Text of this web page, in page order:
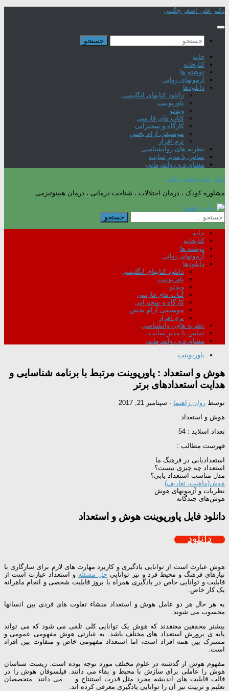
Skip
content
دکتر علی اصغر چگینی
جستجو
برای:
خانه
کتابخانه
نوشته ها
آزمونهای روانی
دانلودها
دانلود کتابهای انگلیسی
پاورپوینت
ویدئو
کتاب های فارسی
کارگاه و سخنرانی
موسیقی آرام بخش
نرم افزار
نظریه های روانشناسی
تماس با مدیر سایت
مشاوره و رواندرمانی
دکتر علی اصغر چگینی
مشاوره کودک ، درمان اختلالات ، شناخت درمانی ، درمان هیپنوتیزمی
جستجو
برای:
خانه
کتابخانه
نوشته ها
آزمونهای روانی
دانلودها
دانلود کتابهای انگلیسی
پاورپوینت
ویدئو
کتاب های فارسی
کارگاه و سخنرانی
موسیقی آرام بخش
نرم افزار
نظریه های روانشناسی
تماس با مدیر سایت
مشاوره و رواندرمانی
پاورپوینت
هوش و استعداد : پاورپوینت مرتبط با برنامه شناسایی و
هدایت استعدادهای برتر
توسط روان راهنما · سپتامبر 21, 2017
هوش و استعداد
تعداد اسلاید : 54
فهرست مطالب :
استعدادیابی در فرهنگ ما
استعداد چه چیزی نیست؟
مدل مناسب استعداد یابی؟
هوش(ماهيت، تعاريف)
نظريات و آزمونهای هوش
هوش‌های چندگانه
دانلود فایل پاورپوینت هوش و استعداد
دانلود
هوش عبارت است از توانایی یادگیری و کاربرد مهارت های لازم برای سازگاری با
نیازهای فرهنگ و محیط فرد و نیز توانایی حل مسئله و استعداد عبارت است از
قابلیت و توانایی خاص در یادگیری همراه با بروز قابلیت شخصی و انجام ماهرانه
یک کار خاص.
به هر حال هر دو عامل هوش و استعداد منشاء تفاوت های فردی بین انسانها
محسوب می شوند.
بیشتر محققین معتقدند که هوش یک توانایی کلی تلقی می شود که می تواند
پایه ی پرورش استعداد های مختلف باشد. به عبارتی هوش مفهومی عمومی و
مشترک بین همه افراد است، اما استعداد مفهومی خاص و متفاوت بین افراد
است.
مفهوم هوش از گذشته در علوم مختلف مورد توجه بوده است. زیست شناسان
هوش را عاملی برای سازش با محیط و بقاء می دانند. فیلسوفان هوش را در
قالب قابلیت های اندیشه مجرد مثل قدرت استنتاج و … می دانند. متخصصان
تعلیم و تربیت نیز آن را توانایی یادگیری معرفی کرده اند.